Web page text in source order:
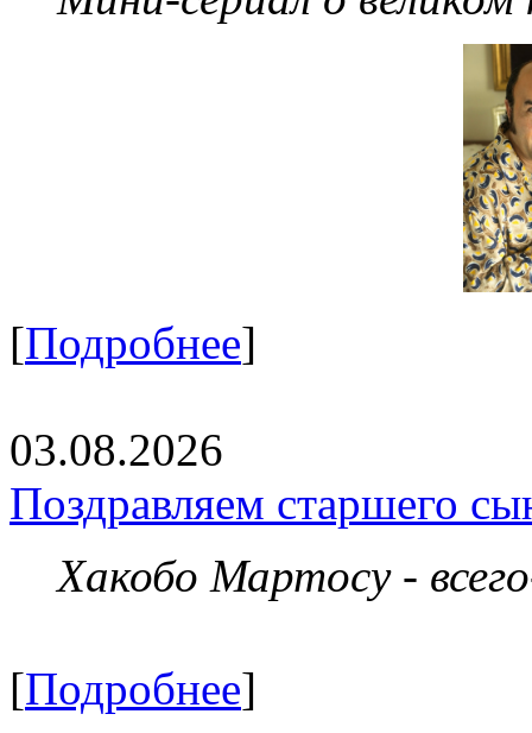
[Подробнее]
03.08.2026
Поздравляем старшего
Хакобо Мартосу -
[Подробнее]